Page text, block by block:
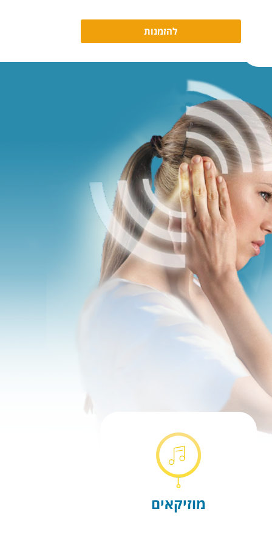
להזמנות
מוזיקאים